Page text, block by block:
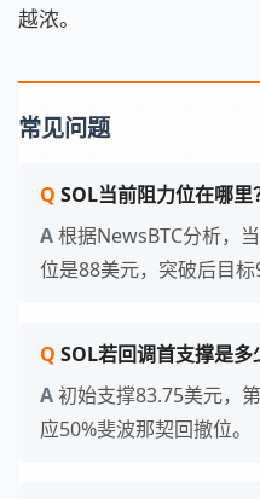
越浓。
常见问题
SOL当前阻力位在哪里
根据NewsBTC分析，
位是88美元，突破后目标
SOL若回调首支撑是多
初始支撑83.75美元，
应50%斐波那契回撤位。